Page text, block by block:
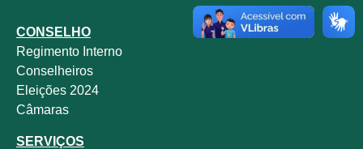
CONSELHO
Regimento Interno
Conselheiros
Eleições 2024
Câmaras
SERVIÇOS